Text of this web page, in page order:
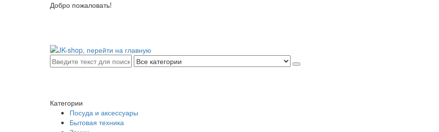
Добро пожаловать!
Категории
Посуда и аксессуары
Бытовая техника